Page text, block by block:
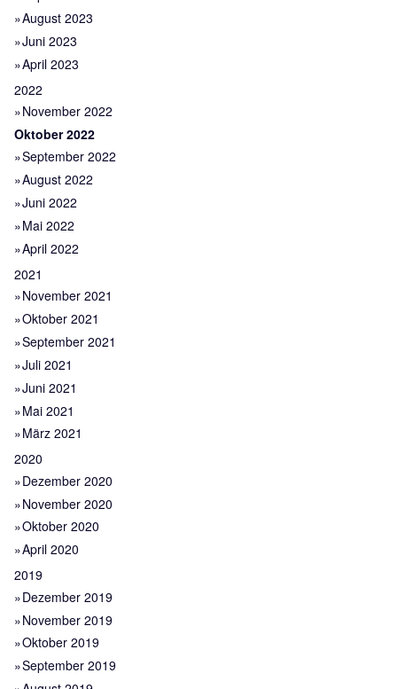
August 2023
Juni 2023
April 2023
2022
November 2022
Oktober 2022
September 2022
August 2022
Juni 2022
Mai 2022
April 2022
2021
November 2021
Oktober 2021
September 2021
Juli 2021
Juni 2021
Mai 2021
März 2021
2020
Dezember 2020
November 2020
Oktober 2020
April 2020
2019
Dezember 2019
November 2019
Oktober 2019
September 2019